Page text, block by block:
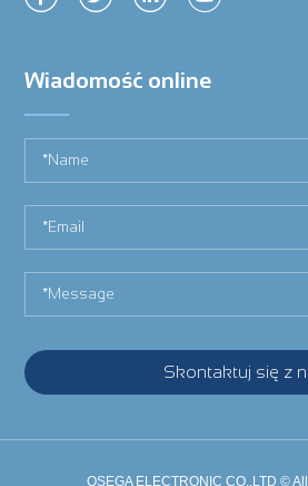
Wiadomość online
Skontaktuj się z
OSEGA ELECTRONIC CO.,LTD ©All